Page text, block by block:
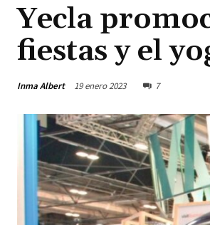
Yecla
fiestas y el
Inma Albert 19 enero 2023 7